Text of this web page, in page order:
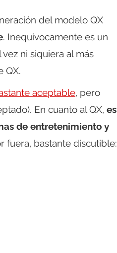
del modelo QX
. Inequívocamente es un
ni siquiera al más
QX.
aceptable, pero
En cuanto al QX, es
de entretenimiento y
fuera, bastante discutible: